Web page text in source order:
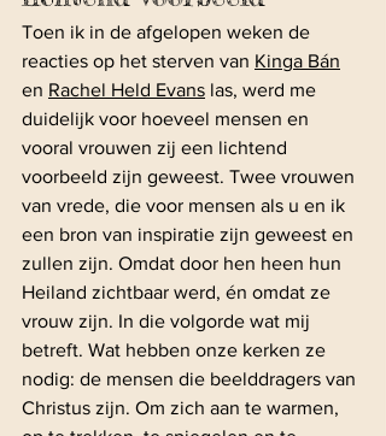
Toen ik in de afgelopen weken de
reacties op het sterven van Kinga Bán
en Rachel Held Evans las, werd me
duidelijk voor hoeveel mensen en
vooral vrouwen zij een lichtend
voorbeeld zijn geweest. Twee vrouwen
van vrede, die voor mensen als u en ik
een bron van inspiratie zijn geweest en
zullen zijn. Omdat door hen heen hun
Heiland zichtbaar werd, én omdat ze
vrouw zijn. In die volgorde wat mij
betreft. Wat hebben onze kerken ze
nodig: de mensen die beelddragers van
Christus zijn. Om zich aan te warmen,